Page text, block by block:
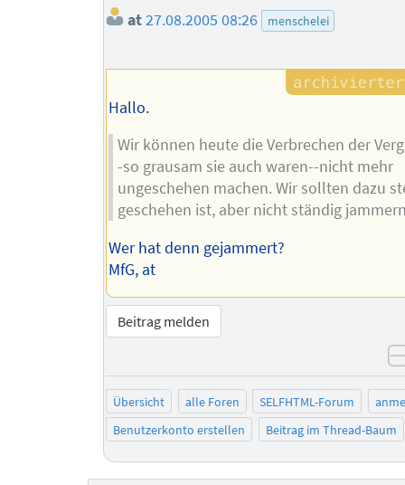
at27.08.2005 08:26 menschelei
Hallo.
Wir können heute die Verbrechen der
-so grausam sie auch waren--nicht mehr
ungeschehen machen. Wir sollten dazu
geschehen ist, aber nicht ständig
Wer hat denn gejammert?
MfG, at
Beitrag melden
Übersicht alle Foren SELFHTML-Forum
Benutzerkonto erstellen
Beitrag im Thread-Baum